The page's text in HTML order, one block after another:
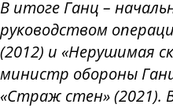
В итоге Ганц –
руководством
(2012) и «Нерушимая
министр обороны
«Страж стен» (2021).